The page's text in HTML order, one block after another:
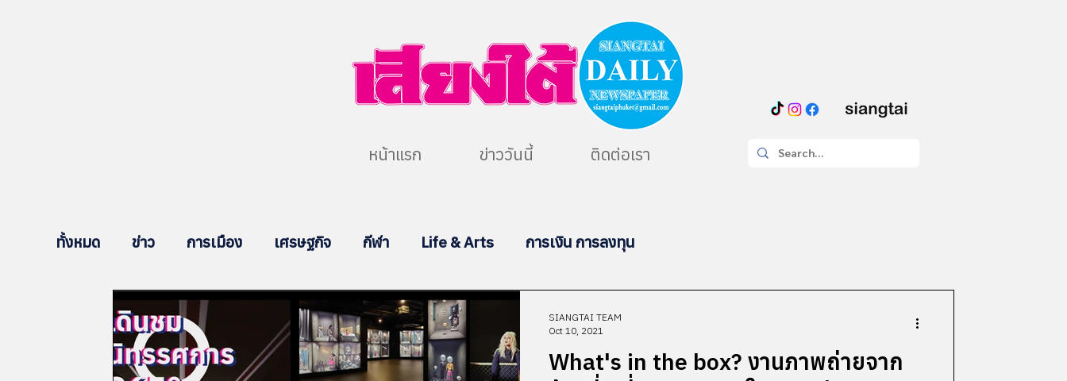
หน้าแรก ข่าววันนี้ ติดต่อเรา
ทั้งหมด ข่าว การเมือง เศรษฐกิจ กีฬา Life & Arts การเงิน การลงทุน
What's in the box? งานภาพถ่ายจาก
SIANGTAI TEAM
Oct 10, 2021